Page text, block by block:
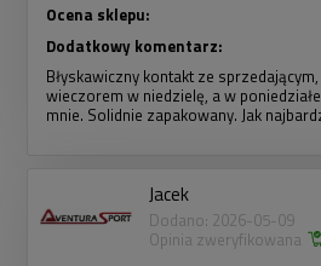
Ocena sklepu:
Dodatkowy komentarz:
Błyskawiczny kontakt ze
wieczorem w niedzielę, a w
mnie. Solidnie zapakowany. Jak
Jacek
Dodano: 2026-05-09
Opinia zweryfikowana